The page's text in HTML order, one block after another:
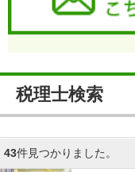
税理士検索
43件見つかりました。